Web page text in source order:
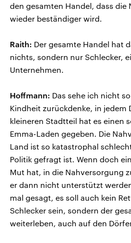
den gesamten Handel, dass die
wieder beständiger wird.
Raith: Der gesamte Handel hat
nichts, sondern nur Schlecker,
Unternehmen.
Hoffmann: Das sehe ich nicht
Kindheit zurückdenke, in jedem
kleineren Stadtteil hat es einen
Emma-Laden gegeben. Die
Land ist so katastrophal
Politik gefragt ist. Wenn doch
Mut hat, in die Nahversorgung
er dann nicht unterstützt
mal gesagt, es soll auch kein
Schlecker sein, sondern der
weiterleben, auch auf den